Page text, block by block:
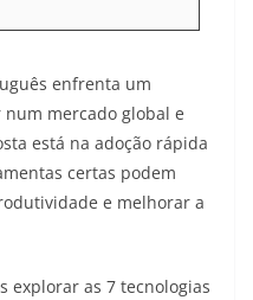
enfrenta um
num mercado global e
está na adoção rápida
certas podem
e melhorar a
explorar as 7 tecnologias